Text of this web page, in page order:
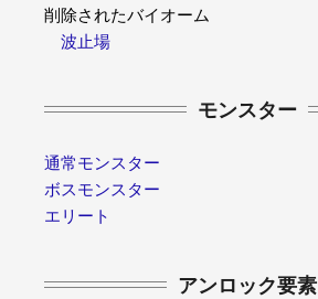
削除されたバイオーム
波止場
モンスター
通常モンスター
ボスモンスター
エリート
アンロック要素